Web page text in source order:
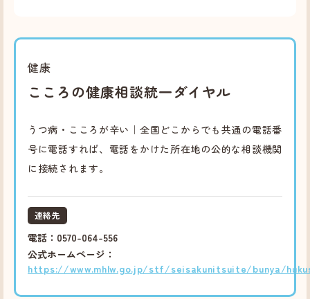
こころの健康相談統一ダイヤル
健康
うつ病・こころが辛い｜全国どこからでも共通の電話番
号に電話すれば、電話をかけた所在地の公的な相談機関
に接続されます。
連絡先
電話：0570-064-556
公式ホームページ：
https://www.mhlw.go.jp/stf/seisakunitsuite/bunya/